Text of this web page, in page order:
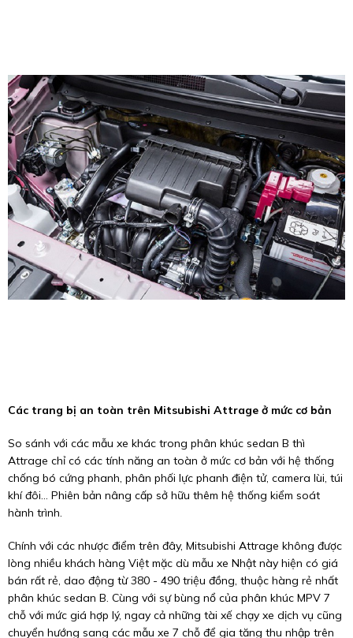
Các trang bị an toàn trên Mitsubishi Attrage ở mức cơ bản
So sánh với các mẫu xe khác trong phân khúc sedan B thì
Attrage chỉ có các tính năng an toàn ở mức cơ bản với hệ thống
chống bó cứng phanh, phân phối lực phanh điện tử, camera lùi, túi
khí đôi... Phiên bản nâng cấp sở hữu thêm hệ thống kiểm soát
hành trình.
Chính với các nhược điểm trên đây, Mitsubishi Attrage không được
lòng nhiều khách hàng Việt mặc dù mẫu xe Nhật này hiện có giá
bán rất rẻ, dao động từ 380 - 490 triệu đồng, thuộc hàng rẻ nhất
phân khúc sedan B. Cùng với sự bùng nổ của phân khúc MPV 7
chỗ với mức giá hợp lý, ngay cả những tài xế chạy xe dịch vụ cũng
chuyển hướng sang các mẫu xe 7 chỗ để gia tăng thu nhập trên